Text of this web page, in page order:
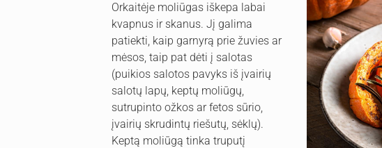
Orkaitėje moliūgas iškepa labai
kvapnus ir skanus. Jį galima
patiekti, kaip garnyrą prie žuvies ar
mėsos, taip pat dėti į salotas
(puikios salotos pavyks iš įvairių
salotų lapų, keptų moliūgų,
sutrupinto ožkos ar fetos sūrio,
įvairių skrudintų riešutų, sėklų).
Keptą moliūgą tinka truputį